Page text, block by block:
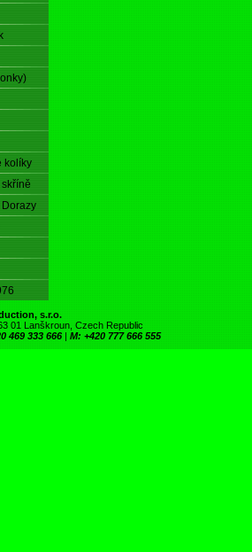
kolíky
Dorazy
s.r.o.
01 Lanškroun, Czech Republic
469 333 666 | M: +420 777 666 555